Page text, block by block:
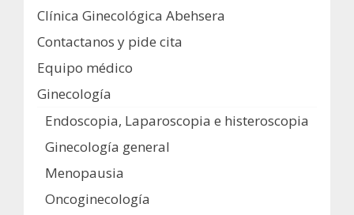
Clínica Ginecológica Abehsera
Contactanos y pide cita
Equipo médico
Ginecología
Endoscopia, Laparoscopia e histeroscopia
Ginecología general
Menopausia
Oncoginecología